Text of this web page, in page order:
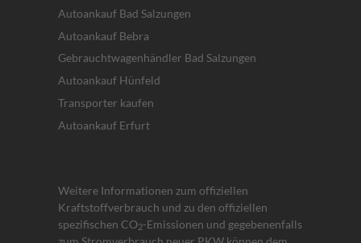
Autoankauf Bad Salzungen
Autoankauf Bebra
Gebrauchtwagenhändler Bad Salzungen
Autoankauf Hünfeld
Transporter kaufen
Autoankauf Erfurt
Weitere Informationen zum offiziellen
Kraftstoffverbrauch und zu den offiziellen
spezifischen CO2-Emissionen und gegebenenfalls